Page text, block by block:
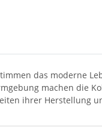
das moderne
machen die
ihrer Herstellung